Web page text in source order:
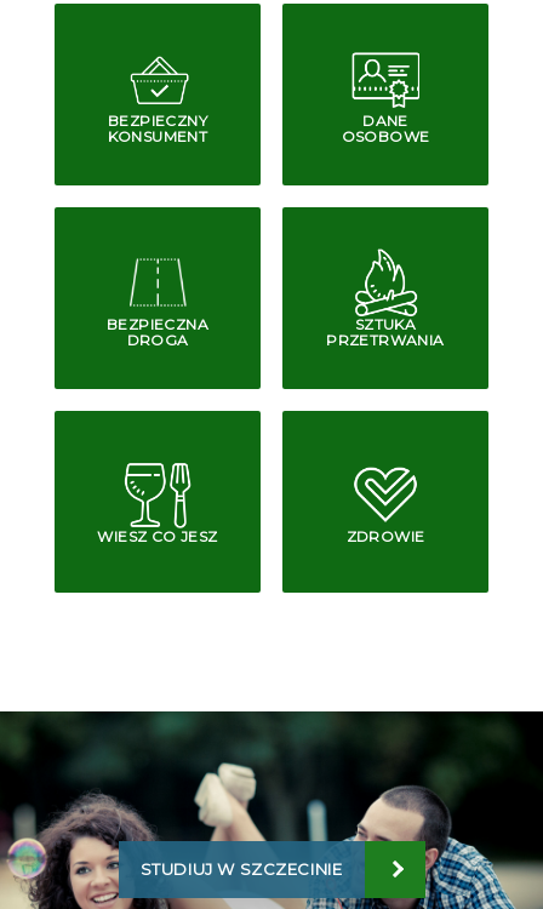
BEZPIECZNY
KONSUMENT
DANE
OSOBOWE
BEZPIECZNA
DROGA
SZTUKA
PRZETRWANIA
WIESZ CO JESZ ZDROWIE
STUDIUJ W SZCZECINIE